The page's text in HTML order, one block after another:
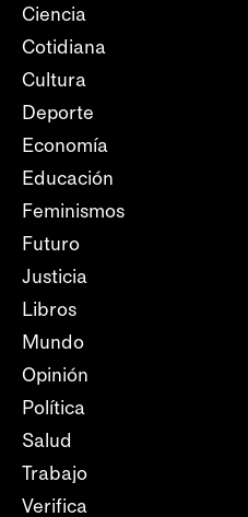
Ciencia
Cotidiana
Cultura
Deporte
Economía
Educación
Feminismos
Futuro
Justicia
Libros
Mundo
Opinión
Política
Salud
Trabajo
Verifica